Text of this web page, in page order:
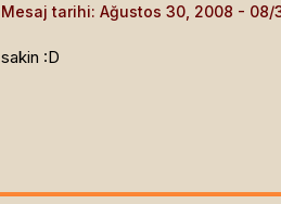
Mesaj tarihi: Ağustos 30, 2008
sakin :D